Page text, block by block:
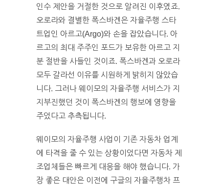
인수 제안을 거절한 것으로 알려진 이후였죠.
오로라와 결별한 폭스바겐은 자율주행 스타
트업인 아르고(Argo)와 손을 잡았습니다. 아
르고의 최대 주주인 포드가 보유한 아르고 지
분 절반을 사들인 것이죠. 폭스바겐과 오로라
모두 갈라선 이유를 시원하게 밝히지 않았습
니다. 그러나 웨이모의 자율주행 서비스가 지
지부진했던 것이 폭스바겐의 행보에 영향을
주었다고 추측됩니다.
웨이모의 자율주행 사업이 기존 자동차 업계
에 타격을 줄 수 있는 상황이었다면 자동차 제
조업체들은 빠르게 대응을 해야 했습니다. 가
장 좋은 대안은 이전에 구글의 자율주행차 프